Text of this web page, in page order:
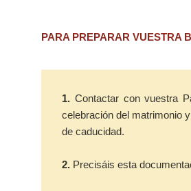
PARA PREPARAR VUESTRA
1. Contactar con vuestra
celebración del matrimonio
de caducidad.
2. Precisáis esta